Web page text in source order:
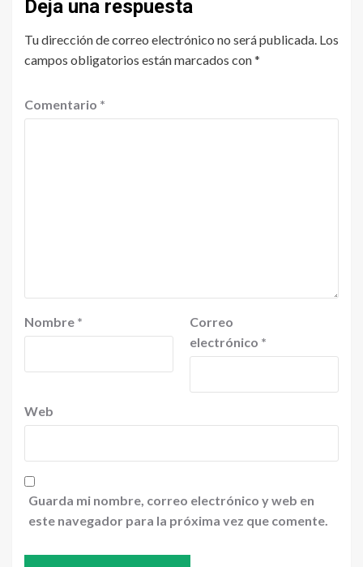
Deja una respuesta
Tu dirección de correo electrónico no será publicada. Los
campos obligatorios están marcados con*
Comentario *
Nombre *
Correo
electrónico *
Web
Guarda mi nombre, correo electrónico y web en
este navegador para la próxima vez que comente.